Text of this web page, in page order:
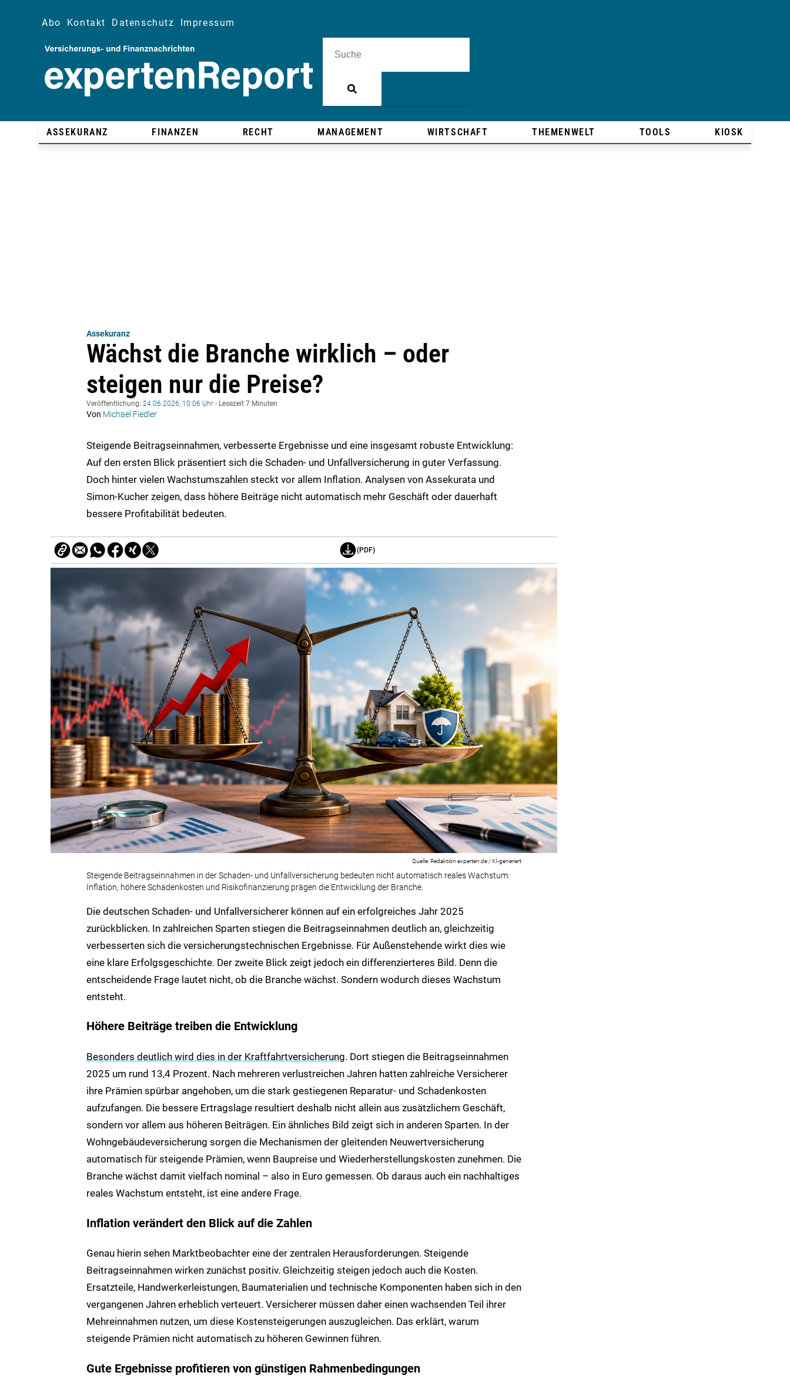
Abo Kontakt Datenschutz Impressum
ASSEKURANZ FINANZEN RECHT MANAGEMENT WIRTSCHAFT THEMENWELT TOOLS KIOSK
Assekuranz
Wächst die Branche wirklich – oder
steigen nur die Preise?
Veröffentlichung: 24.06.2026, 10:06 Uhr - Lesezeit 7 Minuten
Von Michael Fiedler
Steigende Beitragseinnahmen, verbesserte Ergebnisse und eine insgesamt robuste Entwicklung:
Auf den ersten Blick präsentiert sich die Schaden- und Unfallversicherung in guter Verfassung.
Doch hinter vielen Wachstumszahlen steckt vor allem Inflation. Analysen von Assekurata und
Simon-Kucher zeigen, dass höhere Beiträge nicht automatisch mehr Geschäft oder dauerhaft
bessere Profitabilität bedeuten.
(PDF)
Steigende Beitragseinnahmen in der Schaden- und Unfallversicherung bedeuten nicht automatisch reales Wachstum:
Inflation, höhere Schadenkosten und Risikofinanzierung prägen die Entwicklung der Branche.
Redaktion experten.de / KI-generiert
Die deutschen Schaden- und Unfallversicherer können auf ein erfolgreiches Jahr 2025
zurückblicken. In zahlreichen Sparten stiegen die Beitragseinnahmen deutlich an, gleichzeitig
verbesserten sich die versicherungstechnischen Ergebnisse. Für Außenstehende wirkt dies wie
eine klare Erfolgsgeschichte. Der zweite Blick zeigt jedoch ein differenzierteres Bild. Denn die
entscheidende Frage lautet nicht, ob die Branche wächst. Sondern wodurch dieses Wachstum
entsteht.
Höhere Beiträge treiben die Entwicklung
Besonders deutlich wird dies in der Kraftfahrtversicherung. Dort stiegen die Beitragseinnahmen
2025 um rund 13,4 Prozent. Nach mehreren verlustreichen Jahren hatten zahlreiche Versicherer
ihre Prämien spürbar angehoben, um die stark gestiegenen Reparatur- und Schadenkosten
aufzufangen. Die bessere Ertragslage resultiert deshalb nicht allein aus zusätzlichem Geschäft,
sondern vor allem aus höheren Beiträgen. Ein ähnliches Bild zeigt sich in anderen Sparten. In der
Wohngebäudeversicherung sorgen die Mechanismen der gleitenden Neuwertversicherung
automatisch für steigende Prämien, wenn Baupreise und Wiederherstellungskosten zunehmen. Die
Branche wächst damit vielfach nominal – also in Euro gemessen. Ob daraus auch ein nachhaltiges
reales Wachstum entsteht, ist eine andere Frage.
Inflation verändert den Blick auf die Zahlen
Genau hierin sehen Marktbeobachter eine der zentralen Herausforderungen. Steigende
Beitragseinnahmen wirken zunächst positiv. Gleichzeitig steigen jedoch auch die Kosten.
Ersatzteile, Handwerkerleistungen, Baumaterialien und technische Komponenten haben sich in den
vergangenen Jahren erheblich verteuert. Versicherer müssen daher einen wachsenden Teil ihrer
Mehreinnahmen nutzen, um diese Kostensteigerungen auszugleichen. Das erklärt, warum
steigende Prämien nicht automatisch zu höheren Gewinnen führen.
Gute Ergebnisse profitieren von günstigen Rahmenbedingungen